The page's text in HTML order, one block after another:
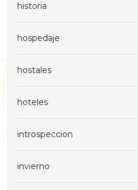
historia
hospedaje
hostales
hoteles
introspeccion
invierno